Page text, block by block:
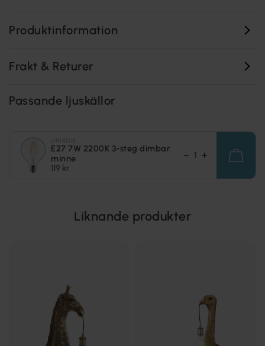
Produktinformation
Frakt & Returer
Passande ljuskällor
E27 7W 2200K 3-steg dimbar
minne
119 kr
Liknande produkter